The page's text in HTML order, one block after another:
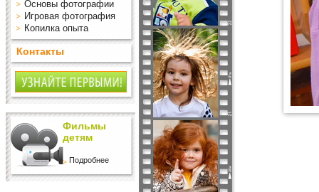
Основы фотографии
Игровая фотография
Копилка опыта
Контакты
Фильмы
детям
Подробнее